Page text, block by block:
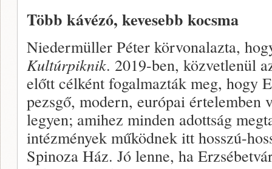
Több kávézó, kevesebb kocsma
Niedermüller Péter körvonalazta,
Kultúrpiknik. 2019-ben, közvetlenül
előtt célként fogalmazták meg, hogy
pezsgő, modern, európai értelemben
legyen; amihez minden adottság
intézmények működnek itt hosszú-
Spinoza Ház. Jó lenne, ha